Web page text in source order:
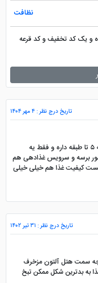
نظافت
و یک کد تخفیف و کد قرعه
تاریخ درج نظر : ۴ مهر ۱۴۰۴
این هتل اصلا پیشنهاد نمیشه بخاطر اینکه ۵ تا طبقه داره و فقط یه
تا آسانسور برسه و سرویس غذادهی هم
کیفیت غذا هم خیلی خیلی
تاریخ درج نظر : ۳۱ تیر ۱۴۰۲
سمت هتل آلتون مزخرف
به بدترین شکل ممکن تبخ